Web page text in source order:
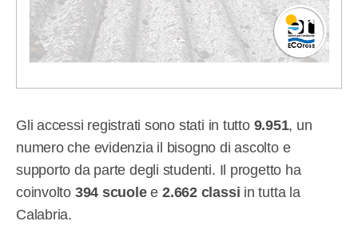
Gli accessi registrati sono stati in tutto 9.951, un
numero che evidenzia il bisogno di ascolto e
supporto da parte degli studenti. Il progetto ha
coinvolto 394 scuolee 2.662 classi in tutta la
Calabria.